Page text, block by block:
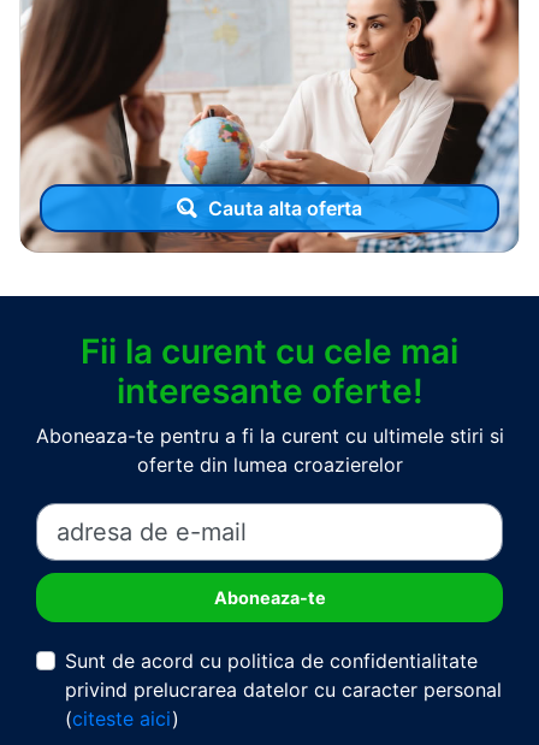
Cauta alta oferta
Fii la curent cu cele mai
interesante oferte!
Aboneaza-te pentru a fi la curent cu ultimele stiri si
oferte din lumea croazierelor
Sunt de acord cu politica de confidentialitate
privind prelucrarea datelor cu caracter personal
(citeste aici)